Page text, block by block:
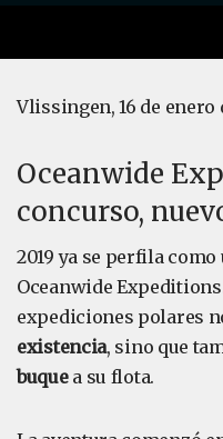
Vlissingen, 16 de enero
Oceanwide
concurso,
2019 ya se perfila
Oceanwide
expediciones polares
existencia, sino que
buquea su flota.